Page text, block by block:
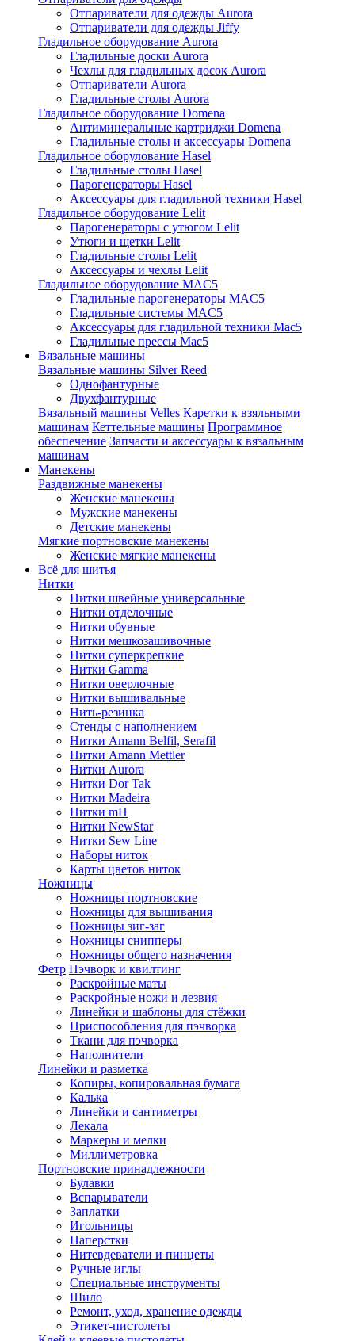
Отпариватели для одежды Aurora
Отпариватели для одежды Jiffy
Гладильное оборудование Aurora
Гладильные доски Aurora
Чехлы для гладильных досок Aurora
Отпариватели Aurora
Гладильные столы Aurora
Гладильное оборудование Domena
Антиминеральные картриджи Domena
Гладильные столы и аксессуары Domena
Гладильное оборулование Hasel
Гладильные столы Hasel
Парогенераторы Hasel
Аксессуары для гладильной техники Hasel
Гладильное оборудование Lelit
Парогенераторы с утюгом Lelit
Утюги и щетки Lelit
Гладильные столы Lelit
Аксессуары и чехлы Lelit
Гладильное оборудование MAC5
Гладильные парогенераторы MAC5
Гладильные системы MAC5
Аксессуары для гладильной техники Mac5
Гладильные прессы Mac5
Вязальные машины
Вязальные машины Silver Reed
Однофантурные
Двухфантурные
Вязальный машины Velles Каретки к взяльными
машинам Кеттельные машины Программное
обеспечение Запчасти и аксессуары к вязальным
машинам
Манекены
Раздвижные манекены
Женские манекены
Мужские манекены
Детские манекены
Мягкие портновские манекены
Женские мягкие манекены
Всё для шитья
Нитки
Нитки швейные универсальные
Нитки отделочные
Нитки обувные
Нитки мешкозашивочные
Нитки суперкрепкие
Нитки Gamma
Нитки оверлочные
Нитки вышивальные
Нить-резинка
Стенды с наполнением
Нитки Amann Belfil, Serafil
Нитки Amann Mettler
Нитки Aurora
Нитки Dor Tak
Нитки Madeira
Нитки mH
Нитки NewStar
Нитки Sew Line
Наборы ниток
Карты цветов ниток
Ножницы
Ножницы портновские
Ножницы для вышивания
Ножницы зиг-заг
Ножницы снипперы
Ножницы общего назначения
Фетр Пэчворк и квилтинг
Раскройные маты
Раскройные ножи и лезвия
Линейки и шаблоны для стёжки
Приспособления для пэчворка
Ткани для пэчворка
Наполнители
Линейки и разметка
Копиры, копировальная бумага
Калька
Линейки и сантиметры
Лекала
Маркеры и мелки
Миллиметровка
Портновские принадлежности
Булавки
Вспарыватели
Заплатки
Игольницы
Наперстки
Нитевдеватели и пинцеты
Ручные иглы
Специальные инструменты
Шило
Ремонт, уход, хранение одежды
Этикет-пистолеты